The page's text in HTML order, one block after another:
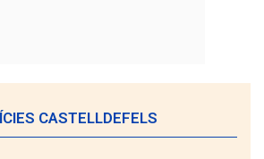
CASTELLDEFELS